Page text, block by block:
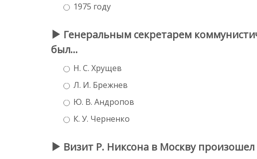
1975 году
Генеральным секретарем
был…
Н. С. Хрущев
Л. И. Брежнев
Ю. В. Андропов
К. У. Черненко
Визит Р. Никсона в Москву произошел